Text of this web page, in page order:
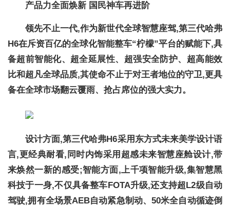
产品力全面焕新 国民神车再进阶
领先不止一代,作为新世代全球智慧座驾,第三代哈弗
H6在斥资百亿的全球化智能整车“柠檬”平台的赋能下,具
备超前智能化、超全延展性、超强安全防护、超高能效
比和超凡全球品质,其使命不止于对王者地位的守卫,更具
备在全球市场翻云覆雨、抢占席位的强大实力。
设计方面,第三代哈弗H6采用东方式未来美学设计语
言,更经典耐看,同时内饰采用超感未来智慧座舱设计,带
来焕然一新的感受;智能方面,上千项智能升级,集智慧黑
科技于一身,不仅具备整车FOTA升级,还支持超L2级自动
驾驶,拥有全场景AEB自动紧急制动、50米全自动循迹倒